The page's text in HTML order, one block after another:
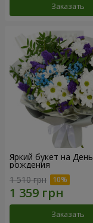
Заказать
Яркий букет на День
рождения
1 510 грн
Заказать